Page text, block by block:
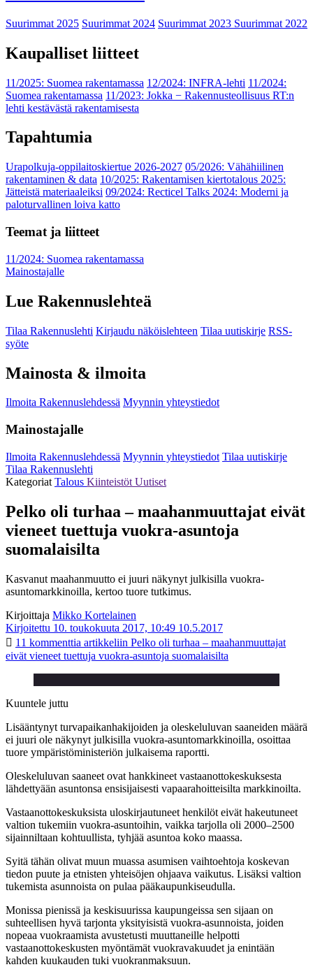
Suurimmat 2025 Suurimmat 2024 Suurimmat 2023 Suurimmat 2022
Kaupalliset liitteet
11/2025: Suomea rakentamassa 12/2024: INFRA-lehti 11/2024:
Suomea rakentamassa 11/2023: Jokka − Rakennusteollisuus RT:n
lehti kestävästä rakentamisesta
Tapahtumia
Urapolkuja-oppilaitoskiertue 2026-2027 05/2026: Vähähiilinen
rakentaminen & data 10/2025: Rakentamisen kiertotalous 2025:
Jätteistä materiaaleiksi 09/2024: Recticel Talks 2024: Moderni ja
paloturvallinen loiva katto
Teemat ja liitteet
11/2024: Suomea rakentamassa
Mainostajalle
Lue Rakennuslehteä
Tilaa Rakennuslehti Kirjaudu näköislehteen Tilaa uutiskirje RSS-
syöte
Mainosta & ilmoita
Ilmoita Rakennuslehdessä Myynnin yhteystiedot
Mainostajalle
Ilmoita Rakennuslehdessä Myynnin yhteystiedot Tilaa uutiskirje
Tilaa Rakennuslehti
Kategoriat Talous Kiinteistöt Uutiset
Pelko oli turhaa – maahanmuuttajat eivät
vieneet tuettuja vuokra-asuntoja
suomalaisilta
Kasvanut maahanmuutto ei juuri näkynyt julkisilla vuokra-
asuntomarkkinoilla, kertoo tuore tutkimus.
Kirjoittaja Mikko Kortelainen
Kirjoitettu 10. toukokuuta 2017, 10:49 10.5.2017
11 kommenttia artikkeliin Pelko oli turhaa – maahanmuuttajat
eivät vieneet tuettuja vuokra-asuntoja suomalaisilta
Kuuntele juttu
Lisääntynyt turvapaikanhakijoiden ja oleskeluluvan saaneiden määrä
ei juuri ole näkynyt julkisilla vuokra-asuntomarkkinoilla, osoittaa
tuore ympäristöministeriön julkaisema raportti.
Oleskeluluvan saaneet ovat hankkineet vastaanottokeskuksesta
lähdettyään asuntonsa ensisijaisesti vapaarahoitteisilta markkinoilta.
Vastaanottokeskuksista uloskirjautuneet henkilöt eivät hakeutuneet
valtion tukemiin vuokra-asuntoihin, vaikka tarjolla oli 2000–2500
sijainniltaan kohtuullista, tyhjää asuntoa koko maassa.
Syitä tähän olivat muun muassa asumisen vaihtoehtoja koskevan
tiedon puute ja etnisten yhteisöjen ohjaava vaikutus. Lisäksi valtion
tukemista asunnoista on pulaa pääkaupunkiseudulla.
Monissa pienissä ja keskisuurissa kaupungeissa sen sijaan on
suhteellisen hyvä tarjonta yksityisistä vuokra-asunnoista, joiden
nopeaa vuokraamista avustetusti muuttaneille helpotti
vastaanottokeskusten myöntämät vuokravakuudet ja enintään
kahden kuukauden tuki vuokranmaksuun.